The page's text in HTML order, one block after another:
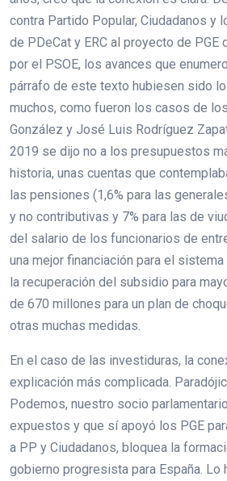
contra Partido Popular, Ciudadanos y
de PDeCat y ERC al proyecto de PGE
por el PSOE, los avances que
párrafo de este texto hubiesen sido
muchos, como fueron los casos de
González y José Luis Rodríguez
2019 se dijo no a los presupuestos
historia, unas cuentas que
las pensiones (1,6% para las
y no contributivas y 7% para las de
del salario de los funcionarios de
una mejor financiación para el
la recuperación del subsidio para
de 670 millones para un plan de
otras muchas medidas.
En el caso de las investiduras, la
explicación más complicada.
Podemos, nuestro socio
expuestos y que sí apoyó los PGE
a PP y Ciudadanos, bloquea la
gobierno progresista para España. Lo